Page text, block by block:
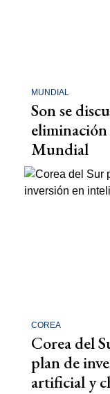
MUNDIAL
Son se
Mundial
COREA
Corea del
plan de
artificial y